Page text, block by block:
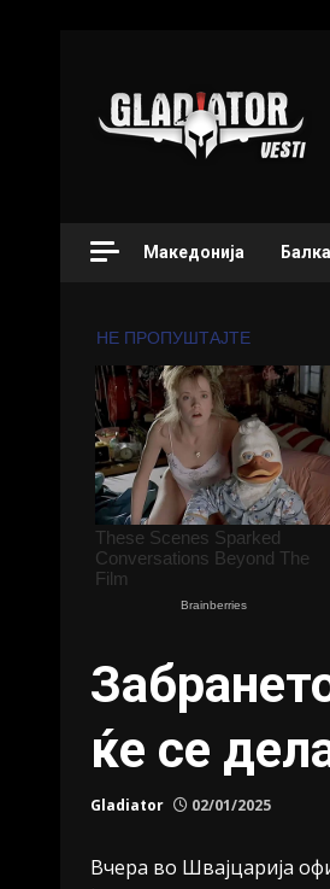
Македонија
ќе се
Gladiator 02/01/2025
Вчера во Швајцарија